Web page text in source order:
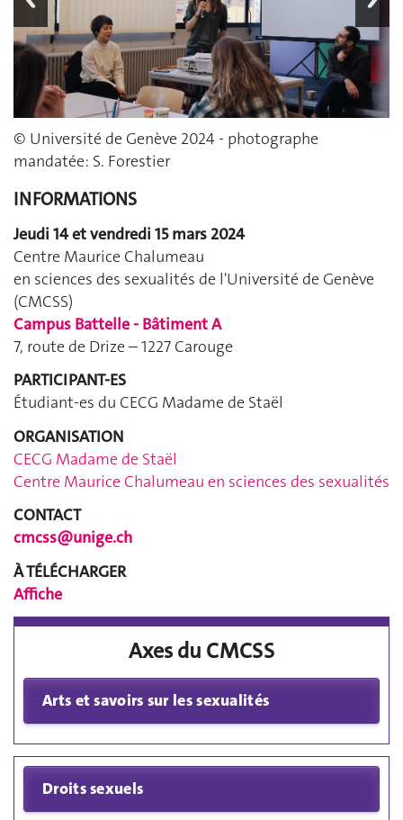
© Université de Genève 2024 - photographe
mandatée: S. Forestier
INFORMATIONS
Jeudi 14 et vendredi 15 mars 2024
Centre Maurice Chalumeau
en sciences des sexualités de l'Université de Genève
(CMCSS)
Campus Battelle - Bâtiment A
7, route de Drize – 1227 Carouge
PARTICIPANT-ES
Étudiant-es du CECG Madame de Staël
ORGANISATION
CECG Madame de Staël
Centre Maurice Chalumeau en sciences des sexualités
CONTACT
cmcss@unige.ch
À TÉLÉCHARGER
Affiche
Axes du CMCSS